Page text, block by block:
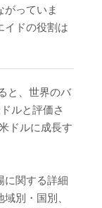
がっていま
イドの役割は
と、世界のバ
ルと評価さ
ドルに成長す
に関する詳細
別・国別、